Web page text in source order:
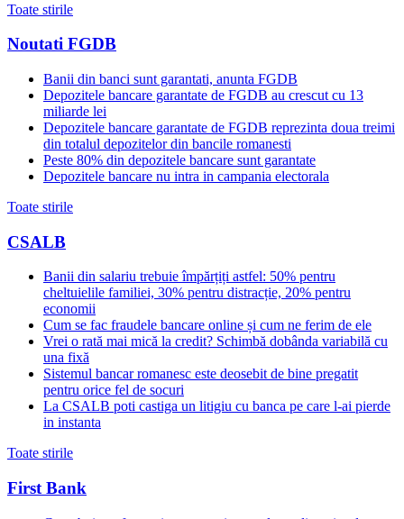
Toate stirile
Noutati FGDB
Banii din banci sunt garantati, anunta FGDB
Depozitele bancare garantate de FGDB au crescut cu 13
miliarde lei
Depozitele bancare garantate de FGDB reprezinta doua treimi
din totalul depozitelor din bancile romanesti
Peste 80% din depozitele bancare sunt garantate
Depozitele bancare nu intra in campania electorala
Toate stirile
CSALB
Banii din salariu trebuie împărțiți astfel: 50% pentru
cheltuielile familiei, 30% pentru distracție, 20% pentru
economii
Cum se fac fraudele bancare online și cum ne ferim de ele
Vrei o rată mai mică la credit? Schimbă dobânda variabilă cu
una fixă
Sistemul bancar romanesc este deosebit de bine pregatit
pentru orice fel de socuri
La CSALB poti castiga un litigiu cu banca pe care l-ai pierde
in instanta
Toate stirile
First Bank